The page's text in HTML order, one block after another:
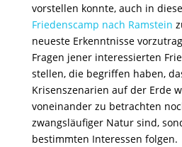
vorstellen konnte, auch in
Friedenscamp nach Ramstein
neueste Erkenntnisse
Fragen jener interessierten
stellen, die begriffen haben,
Krisenszenarien auf der Erde
voneinander zu betrachten
zwangsläufiger Natur sind,
bestimmten Interessen folgen.